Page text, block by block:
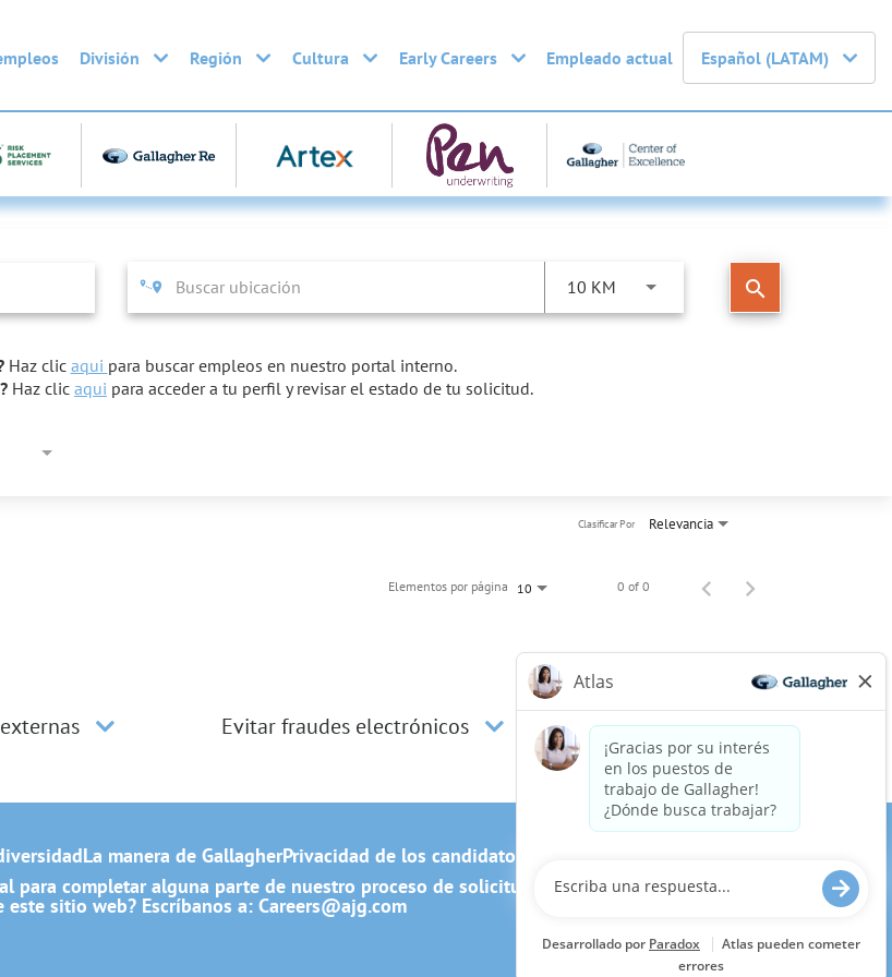
División Región Cultura Early Careers Empleado actual Español (LATAM)
10 KM search
Haz clic aqui para buscar empleos en nuestro portal interno.
Haz clic aqui para acceder a tu perfil y revisar el estado de tu solicitud.
Relevancia
Clasificar Por
Elementos por página 10 0 of 0
Evitar fraudes electrónicos
La manera de GallagherPrivacidad de los candidatos
para completar alguna parte de nuestro proceso de solicitud, incluido el uso
este sitio web? Escríbanos a: Careers@ajg.com